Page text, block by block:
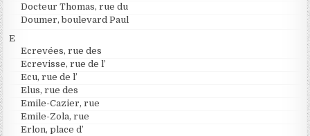
Docteur Thomas, rue du
Doumer, boulevard Paul
E
Ecrevées, rue des
Ecrevisse, rue de l’
Ecu, rue de l’
Elus, rue des
Emile-Cazier, rue
Emile-Zola, rue
Erlon, place d’